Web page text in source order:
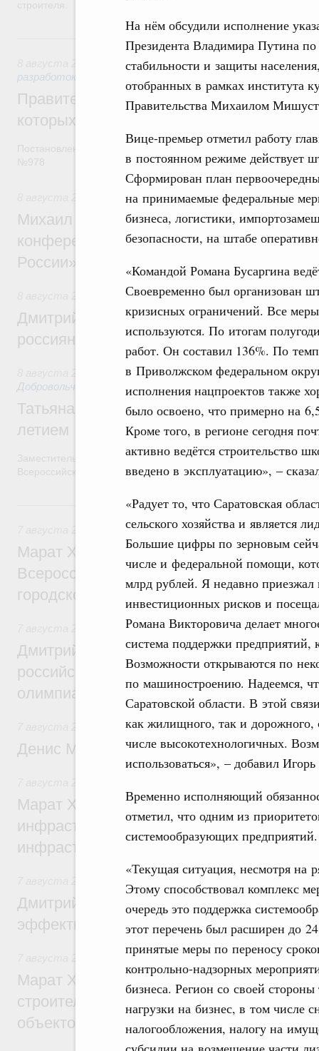
На нём обсудили исполнение
Президента Владимира Путина
стабильности и защиты
отобранных в рамках института
Правительства Михаилом
Вице-премьер отметил работу
в постоянном режиме действует
Сформирован план
на принимаемые федеральные
бизнеса, логистики,
безопасности, на штабе
«Командой Романа Бусаргина
Своевременно был организован
кризисных ограничений. Все
используются. По итогам
работ. Он составил 136%. По
в Приволжском федеральном
исполнения нацпроектов также
было освоено, что примерно на
Кроме того, в регионе сегодня
активно ведётся строительство
введено в эксплуатацию», –
«Радует то, что Саратовская
сельского хозяйства и является
Большие цифры по зерновым
числе и федеральной помощи,
млрд рублей. Я недавно
инвестиционных рисков и
Романа Викторовича делает
система поддержки предприятий,
Возможности открываются по
по машиностроению. Надеемся,
Саратовской области. В этой
как жилищного, так и дорожного,
числе высокотехнологичных.
использоваться», – добавил
Временно исполняющий
отметил, что одним из
системообразующих предприятий.
«Текущая ситуация, несмотря на
Этому способствовал комплекс
очередь это поддержка
этот перечень был расширен до
принятые меры по переносу
контрольно-надзорных
бизнеса. Регион со своей
нагрузки на бизнес, в том числе
налогообложения, налогу на
8 августа, суббота
Государственная политика в сфере
разработок
Правительство расширило перечень
которых освобождаются от НДФЛ
Постановление от 5 августа 2026 года
Отрасль информационных технологий
Михаил Мишустин дал поручения по
конференции «Цифровая индустрия
России»
Спорт высших достижений и массовый
Дмитрий Чернышенко и Михаил
россиян с Днём физкультурника
Социальные инновации. Некоммерческие
Добровольчество и волонтёрство. Благотворительность
Татьяна Голикова поздравила
летием
Заместитель Председателя Правительства Татьяна Голикова
Всероссийского общественного движения «Волонтёры-
7 августа, пятница
Экономика городов. Городская среда
Марат Хуснуллин провёл заседание
Всероссийского конкурса лучших
городской среды
Отрасль информационных технологий
Дмитрий Чернышенко и Сергей Кравцов
российскую сборную с победой на
олимпиаде по искусственному
Общие вопросы промышленной политики
Денис Мантуров посетил Ярославскую
Марат Хуснуллин: 15 объектов
инфраструктуры построили и обновили
инфраструктурным кредитам
Дмитрий Патрушев: Синхронизация
эффективность поддержки сельских
Экономика городов. Городская среда
Марат Хуснуллин: «Единый заказчик»
строительство и реконструкцию более
объектов